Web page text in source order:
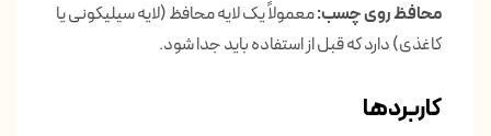
محافظ روی چسب:معمولاً یک لایه محافظ (لایه سیلیکونی یا
کاغذی) دارد که قبل از استفاده باید جدا شود.
کاربردها